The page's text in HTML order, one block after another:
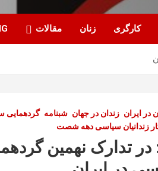
کارگری زنان مقالات
در ایران زندان در جهان شبنامه گردهمایی
زندانیان سیاسی دهه شصت
در تدارک نهمین